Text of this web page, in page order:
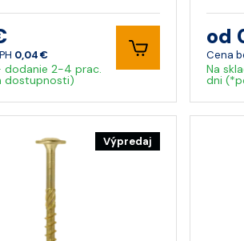
0,04 €
dodanie 2-4 prac.
dostupnosti)
od
Cena
Na
dni
Výpredaj